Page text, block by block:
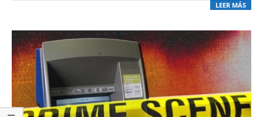
LEER MÁS